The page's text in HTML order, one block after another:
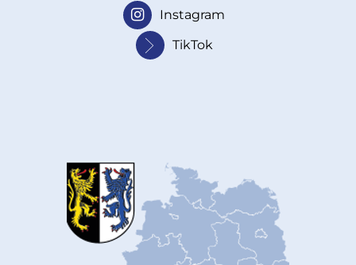
Instagram
TikTok